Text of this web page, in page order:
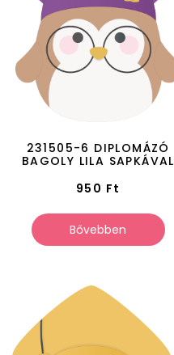
231505-6 DIPLOMÁZÓ
BAGOLY LILA SAPKÁVAL
950 Ft
Bővebben